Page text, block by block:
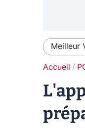
Meilleur
Accueil